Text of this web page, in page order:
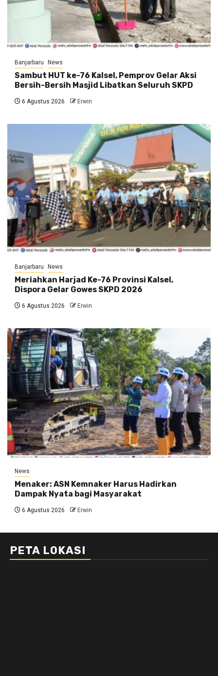
Banjarbaru News
Sambut HUT ke-76 Kalsel, Pemprov Gelar Aksi
Bersih-Bersih Masjid Libatkan Seluruh SKPD
6 Agustus 2026 Erwin
Banjarbaru News
Meriahkan Harjad Ke-76 Provinsi Kalsel,
Dispora Gelar Gowes SKPD 2026
6 Agustus 2026 Erwin
News
Menaker: ASN Kemnaker Harus Hadirkan
Dampak Nyata bagi Masyarakat
6 Agustus 2026 Erwin
PETA LOKASI